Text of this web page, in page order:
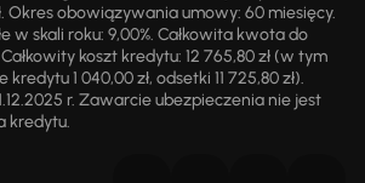
Okres obowiązywania umowy: 60 miesięcy.
w skali roku: 9,00%. Całkowita kwota do
koszt kredytu: 12 765,80 zł (w tym
1 040,00 zł, odsetki 11 725,80 zł).
r. Zawarcie ubezpieczenia nie jest
kredytu.